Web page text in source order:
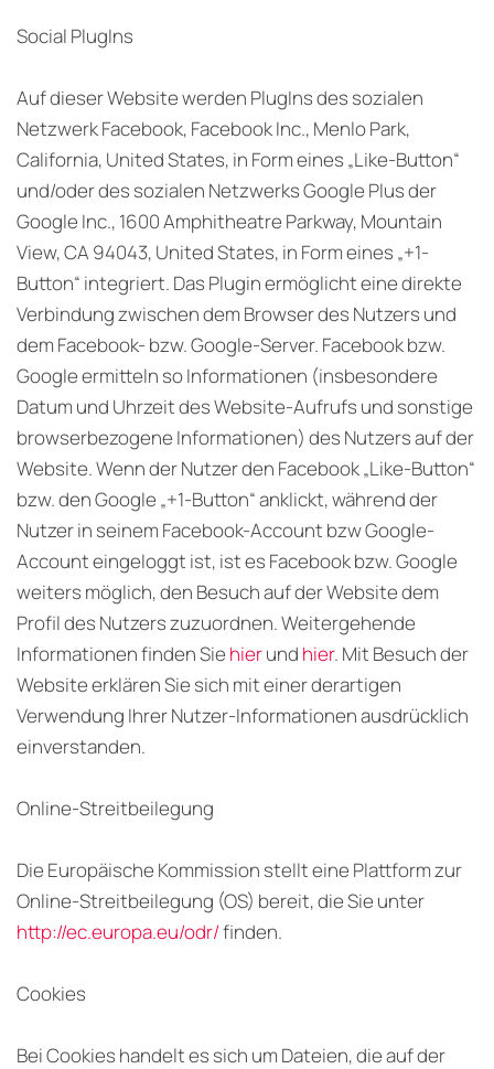
Social PlugIns
Auf dieser Website werden PlugIns des sozialen
Netzwerk Facebook, Facebook Inc., Menlo Park,
California, United States, in Form eines „Like-Button“
und/oder des sozialen Netzwerks Google Plus der
Google Inc., 1600 Amphitheatre Parkway, Mountain
View, CA 94043, United States, in Form eines „+1-
Button“ integriert. Das Plugin ermöglicht eine direkte
Verbindung zwischen dem Browser des Nutzers und
dem Facebook- bzw. Google-Server. Facebook bzw.
Google ermitteln so Informationen (insbesondere
Datum und Uhrzeit des Website-Aufrufs und sonstige
browserbezogene Informationen) des Nutzers auf der
Website. Wenn der Nutzer den Facebook „Like-Button“
bzw. den Google „+1-Button“ anklickt, während der
Nutzer in seinem Facebook-Account bzw Google-
Account eingeloggt ist, ist es Facebook bzw. Google
weiters möglich, den Besuch auf der Website dem
Profil des Nutzers zuzuordnen. Weitergehende
Informationen finden Sie hierund hier. Mit Besuch der
Website erklären Sie sich mit einer derartigen
Verwendung Ihrer Nutzer-Informationen ausdrücklich
einverstanden.
Online-Streitbeilegung
Die Europäische Kommission stellt eine Plattform zur
Online-Streitbeilegung (OS) bereit, die Sie unter
http://ec.europa.eu/odr/finden.
Cookies
Bei Cookies handelt es sich um Dateien, die auf der